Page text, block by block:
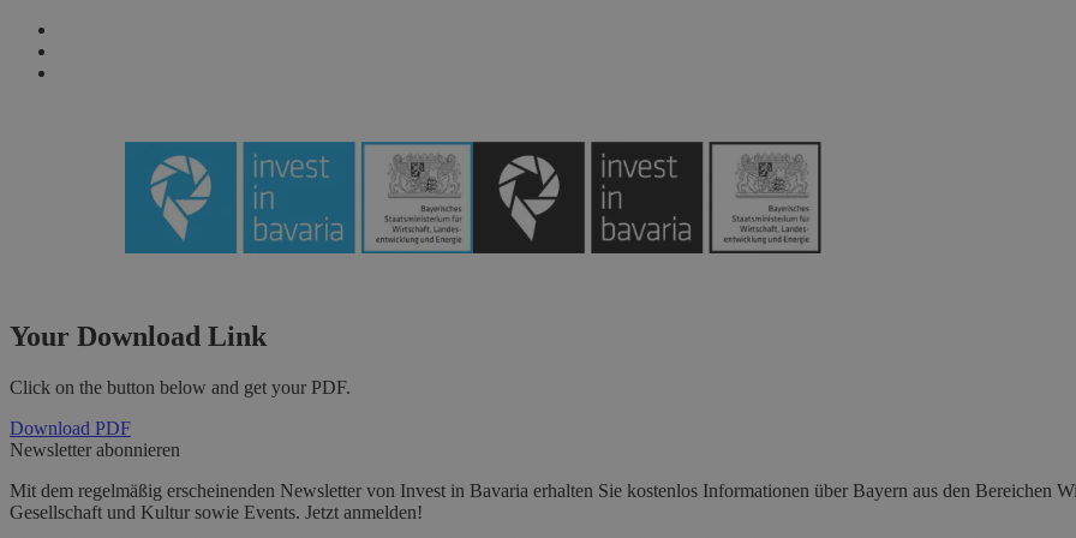
Your Download Link
Click on the button below and get your PDF.
Download PDF
Newsletter abonnieren
Mit dem regelmäßig erscheinenden Newsletter von Invest in Bavaria erhalten Sie kostenlos Informationen über Bayern aus den Bereichen
Gesellschaft und Kultur sowie Events. Jetzt anmelden!